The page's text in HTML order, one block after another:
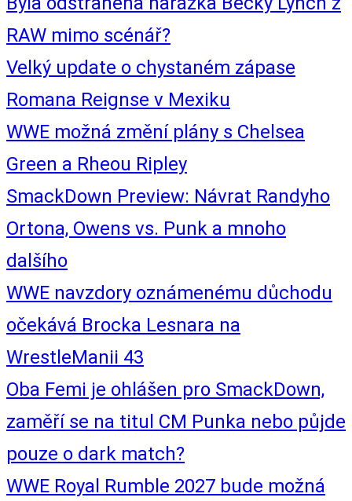
RAW mimo scénář?
Velký update o chystaném zápase
Romana Reignse v Mexiku
WWE možná změní plány s Chelsea
Green a Rheou Ripley
SmackDown Preview: Návrat Randyho
Ortona, Owens vs. Punk a mnoho
dalšího
WWE navzdory oznámenému důchodu
očekává Brocka Lesnara na
WrestleManii 43
Oba Femi je ohlášen pro SmackDown,
zaměří se na titul CM Punka nebo půjde
pouze o dark match?
WWE Royal Rumble 2027 bude možná